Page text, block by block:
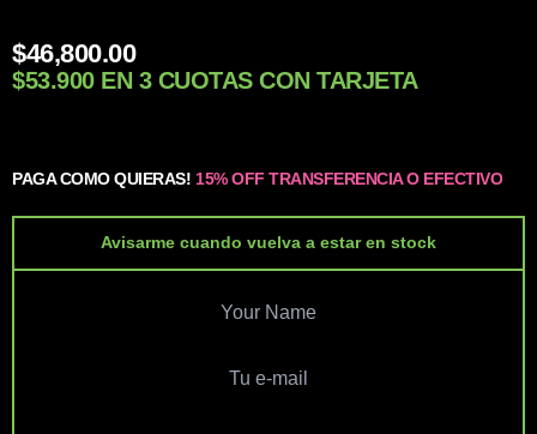
$46,800.00
$53.900 EN 3 CUOTAS CON TARJETA
PAGA COMO QUIERAS! 15% OFF TRANSFERENCIA O EFECTIVO
Avisarme cuando vuelva a estar en stock